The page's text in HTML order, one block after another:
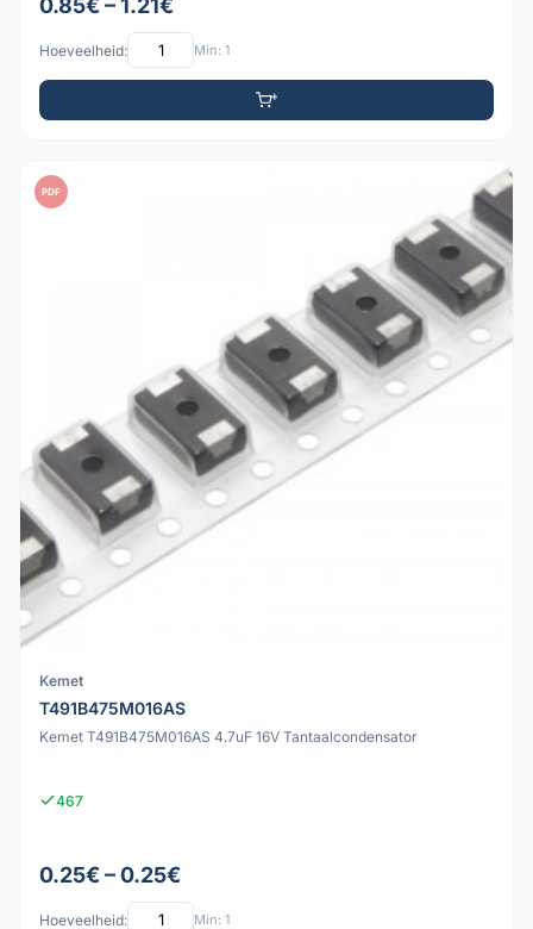
0.85€ – 1.21€
Hoeveelheid: Min: 1
PDF
Kemet
T491B475M016AS
Kemet T491B475M016AS 4.7uF 16V Tantaalcondensator
467
0.25€ – 0.25€
Hoeveelheid: Min: 1